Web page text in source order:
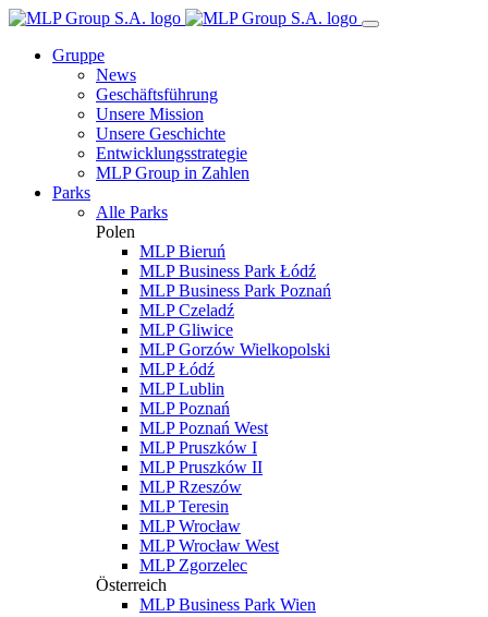
Gruppe
News
Geschäftsführung
Unsere Mission
Unsere Geschichte
Entwicklungsstrategie
MLP Group in Zahlen
Parks
Alle Parks
Polen
MLP Bieruń
MLP Business Park Łódź
MLP Business Park Poznań
MLP Czeladź
MLP Gliwice
MLP Gorzów Wielkopolski
MLP Łódź
MLP Lublin
MLP Poznań
MLP Poznań West
MLP Pruszków I
MLP Pruszków II
MLP Rzeszów
MLP Teresin
MLP Wrocław
MLP Wrocław West
MLP Zgorzelec
Österreich
MLP Business Park Wien